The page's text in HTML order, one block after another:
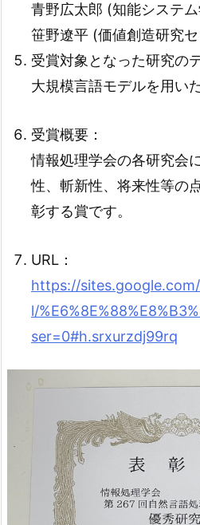
青野広太郎 (知能システ
笹野遼平 (価値創造研究
受賞対象となった研究の
大規模言語モデルを用い
受賞概要：
情報処理学会の各研究会
性、斬新性、将来性等の
彰する賞です。
URL：
https://
l/
ser=0#h.srxurzdj99rq